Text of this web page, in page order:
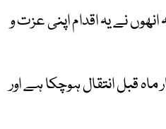
نے یہ اقدام اپنی عزت و
ماہ قبل انتقال ہوچکا ہے اور